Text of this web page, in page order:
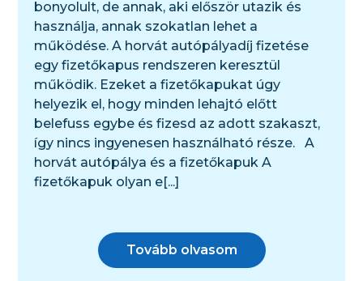
bonyolult, de annak, aki először utazik és
használja, annak szokatlan lehet a
működése. A horvát autópályadíj fizetése
egy fizetőkapus rendszeren keresztül
működik. Ezeket a fizetőkapukat úgy
helyezik el, hogy minden lehajtó előtt
belefuss egybe és fizesd az adott szakaszt,
így nincs ingyenesen használható része. A
horvát autópálya és a fizetőkapuk A
fizetőkapuk olyan e[...]
Tovább olvasom